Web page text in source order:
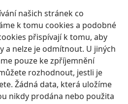
našich stránek co
k tomu cookies a podobné
přispívají k tomu, aby
a nelze je odmítnout. U jiných
pouze ke zpříjemnění
rozhodnout, jestli je
Žádná data, která uložíme
nikdy prodána nebo použita
zdravotním stavu a možnostech léčby se
v oblasti lékařské péče. Pokud máte
lékařem.
použití.